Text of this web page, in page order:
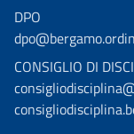
DPO
CONSIGLIO DI